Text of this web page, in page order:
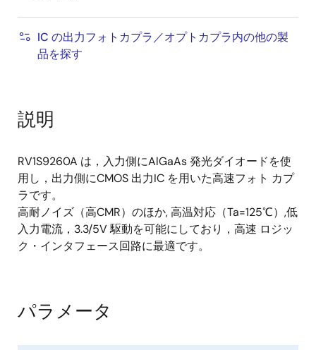
IC の出力フォトカプラ／オプトカプラ内の他の製
品を探す
説明
RV1S9260A は，入力側にAlGaAs 発光ダイオードを使
用し，出力側にCMOS 出力IC を用いた高速フォト カプ
ラです。
高耐ノイズ（高CMR）のほか, 高温対応（Ta=125℃）,低
入力電流，3.3/5V 駆動を可能にしており，高速 ロジッ
ク・インタフェース回路に最適です。
パラメータ